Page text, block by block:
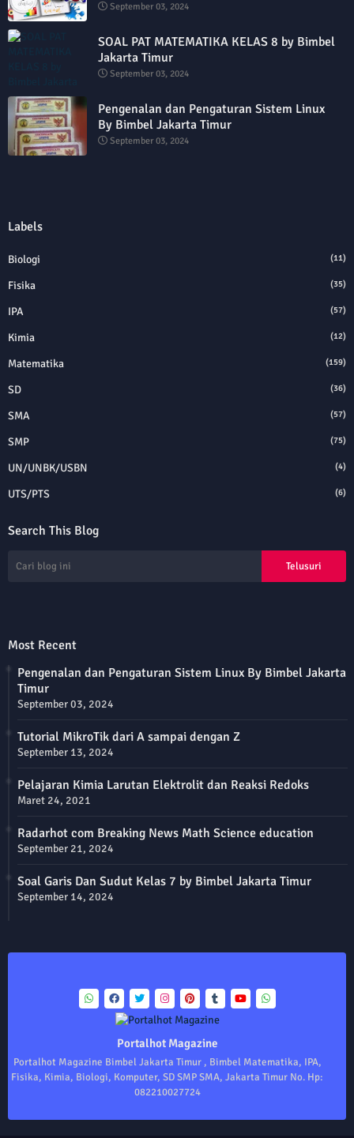
September 03, 2024
SOAL PAT MATEMATIKA KELAS 8 by Bimbel
Jakarta Timur
September 03, 2024
Pengenalan dan Pengaturan Sistem Linux
By Bimbel Jakarta Timur
September 03, 2024
Labels
Biologi (11)
Fisika (35)
IPA (57)
Kimia (12)
Matematika (159)
SD (36)
SMA (57)
SMP (75)
UN/UNBK/USBN (4)
UTS/PTS (6)
Search This Blog
Most Recent
Pengenalan dan Pengaturan Sistem Linux By Bimbel Jakarta
Timur
September 03, 2024
Tutorial MikroTik dari A sampai dengan Z
September 13, 2024
Pelajaran Kimia Larutan Elektrolit dan Reaksi Redoks
Maret 24, 2021
Radarhot com Breaking News Math Science education
September 21, 2024
Soal Garis Dan Sudut Kelas 7 by Bimbel Jakarta Timur
September 14, 2024
Portalhot Magazine
Portalhot Magazine Bimbel Jakarta Timur , Bimbel Matematika, IPA,
Fisika, Kimia, Biologi, Komputer, SD SMP SMA, Jakarta Timur No. Hp:
082210027724